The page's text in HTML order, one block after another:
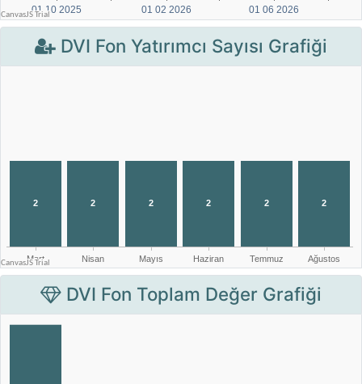
DVI Fon Yatırımcı Sayısı Grafiği
DVI Fon Toplam Değer Grafiği